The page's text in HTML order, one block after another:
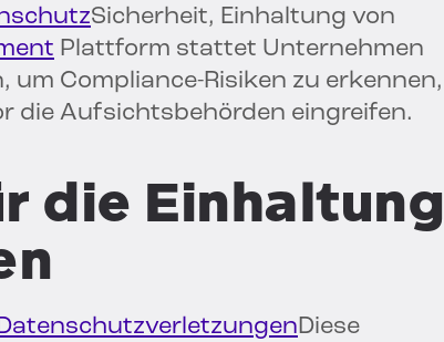
Sicherheit, Einhaltung von
Plattform stattet Unternehmen
um Compliance-Risiken zu erkennen,
die Aufsichtsbehörden eingreifen.
die Einhaltung
Diese